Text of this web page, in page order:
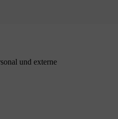
und externe